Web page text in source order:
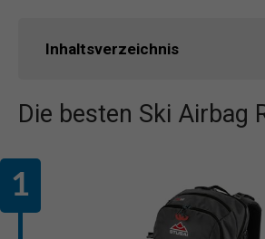
Inhaltsverzeichnis
Die besten Ski Airbag